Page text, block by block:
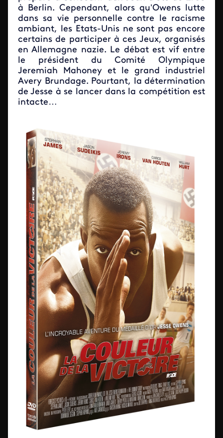
à Berlin. Cependant, alors qu’Owens lutte
dans sa vie personnelle contre le racisme
ambiant, les Etats-Unis ne sont pas encore
certains de participer à ces Jeux, organisés
en Allemagne nazie. Le débat est vif entre
le président du Comité Olympique
Jeremiah Mahoney et le grand industriel
Avery Brundage. Pourtant, la détermination
de Jesse à se lancer dans la compétition est
intacte…